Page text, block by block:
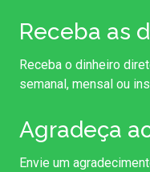
Receba as
Receba o dinheiro
semanal, mensal ou
Agradeça
Envie um